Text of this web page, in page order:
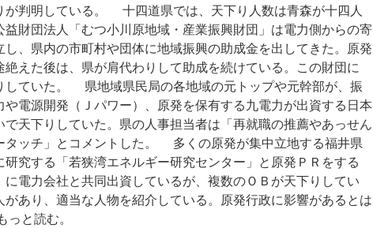
菅
元
首
相
via
財
経
新
聞
が判明している。 十四道県では、天下り人数は青森が十四人
益財団法人「むつ小川原地域・産業振興財団」は電力側からの寄
、県内の市町村や団体に地域振興の助成金を出してきた。原発
えた後は、県が肩代わりして助成を続けている。この財団に
していた。 県地域県民局の各地域の元トップや元幹部が、振
電源開発（Ｊパワー）、原発を保有する九電力が出資する日本
で天下りしていた。県の人事担当者は「再就職の推薦やあっせん
タッチ」とコメントした。 多くの原発が集中立地する福井県
究する「若狭湾エネルギー研究センター」と原発ＰＲをする
に電力会社と共同出資しているが、複数のＯＢが天下りしてい
あり、適当な人物を紹介している。原発行政に影響があるとは
と読む。